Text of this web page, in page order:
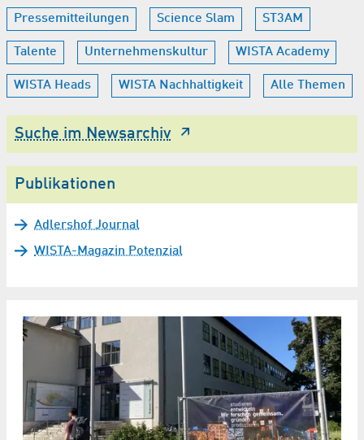
Pressemitteilungen Science Slam ST3AM
Talente Unternehmenskultur WISTA Academy
WISTA Heads WISTA Nachhaltigkeit Alle Themen
Suche im Newsarchiv
Publikationen
Adlershof Journal
WISTA-Magazin Potenzial